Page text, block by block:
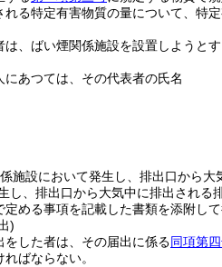
る特定有害物質の量について、特
、ばい煙関係施設を設置しようと
あつては、その代表者の氏名
施設において発生し、排出口から
し、排出口から大気中に排出され
める事項を記載した書類を添附して
)
をした者は、その届出に係る同項第
ばならない。